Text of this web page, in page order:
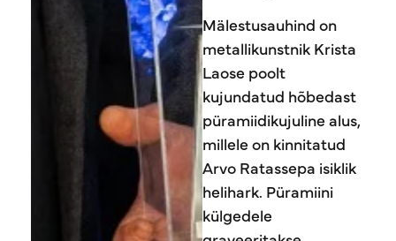
Mälestusauhind on
metallikunstnik Krista
Laose poolt
kujundatud hõbedast
püramiidikujuline alus,
millele on kinnitatud
Arvo Ratassepa isiklik
helihark. Püramiini
külgedele